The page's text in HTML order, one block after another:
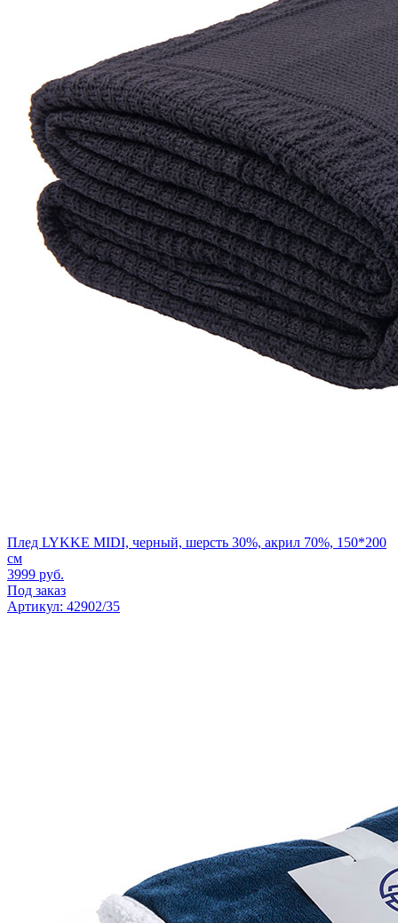
Плед LYKKE MIDI, черный, шерсть 30%, акрил 70%, 150*200
см
3999 руб.
Под заказ
Артикул: 42902/35